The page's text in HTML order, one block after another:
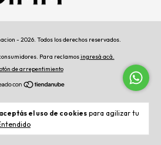
aceptás el uso de cookies para agilizar tu
- 2026. Todos los derechos reservados.
Para reclamosingresá acá.
de arrepentimiento